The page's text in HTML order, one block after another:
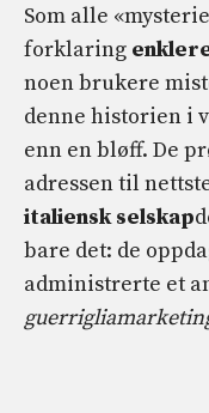
Som alle
forklaring
noen brukere
denne historien i
enn en bløff. De
adressen til
italiensk selskap
bare det: de
administrerte et